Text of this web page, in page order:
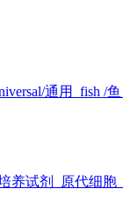
通用 fish /鱼
养试剂 原代细胞